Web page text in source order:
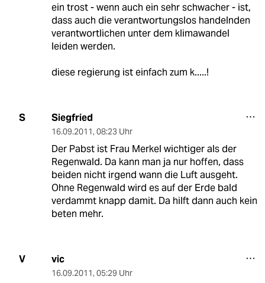
ein trost - wenn auch ein sehr schwacher - ist,
dass auch die verantwortungslos handelnden
verantwortlichen unter dem klimawandel
leiden werden.
diese regierung ist einfach zum k.....!
S Siegfried
16.09.2011, 08:23 Uhr
Der Pabst ist Frau Merkel wichtiger als der
Regenwald. Da kann man ja nur hoffen, dass
beiden nicht irgend wann die Luft ausgeht.
Ohne Regenwald wird es auf der Erde bald
verdammt knapp damit. Da hilft dann auch kein
beten mehr.
V vic
16.09.2011, 05:29 Uhr